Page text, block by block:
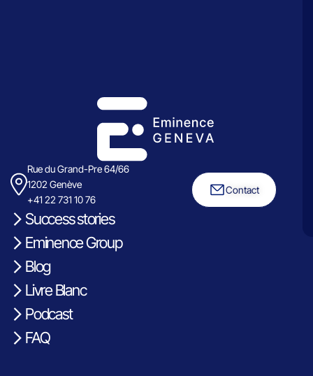
Rue du Grand-Pre 64/66
1202 Genève
+41 22 731 10 76
Contact
Success stories
Eminence Group
Blog
Livre Blanc
Podcast
FAQ